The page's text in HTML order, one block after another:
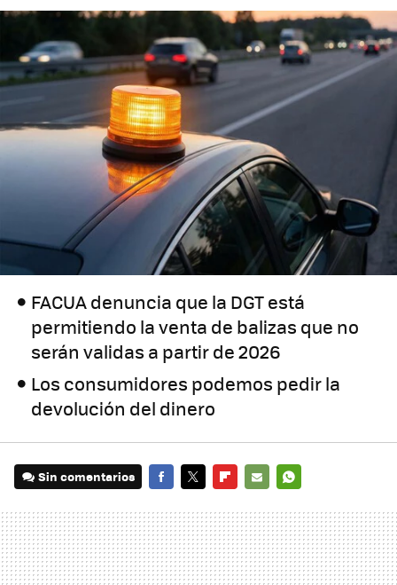
FACUA denuncia que la DGT está
permitiendo la venta de balizas que no
serán validas a partir de 2026
Los consumidores podemos pedir la
devolución del dinero
Sin comentarios
MAIL